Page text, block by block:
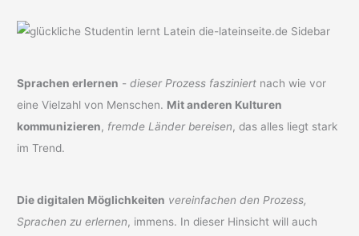
Sprachen erlernen -dieser Prozess fasziniert nach wie vor
eine Vielzahl von Menschen. Mit anderen Kulturen
kommunizieren, fremde Länder bereisen, das alles liegt stark
im Trend.
Die digitalen Möglichkeiten vereinfachen den Prozess,
Sprachen zu erlernen, immens. In dieser Hinsicht will auch